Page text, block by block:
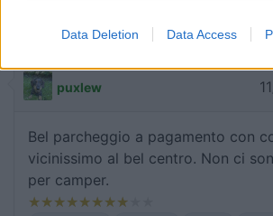
Data Deletion Data Access
Accessibilità Posizione Prezzo
puxlew
Bel parcheggio a pagamento con
vicinissimo al bel centro. Non ci
per camper.